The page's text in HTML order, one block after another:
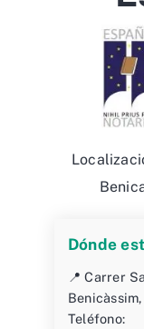
Dónde
📍 Carrer
Teléfono: